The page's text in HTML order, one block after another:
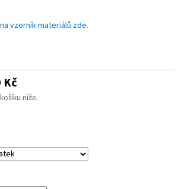
vzorník materiálů zde.
Kč
níže.